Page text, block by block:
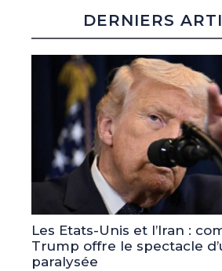
DERNIERS
Les Etats-Unis et l’Iran :
Trump offre le spectacle
paralysée